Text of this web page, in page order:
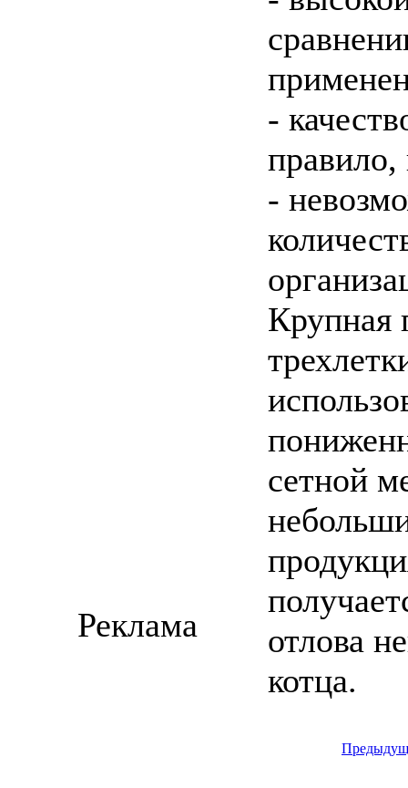
-
правило,
-
Крупная
сетной
отлова
котца.
Реклама